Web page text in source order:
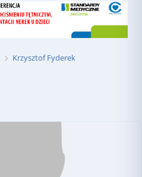
Krzysztof Fyderek